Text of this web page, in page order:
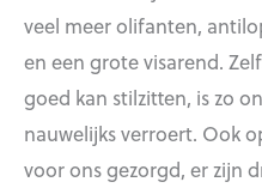
veel meer olifanten,
en een grote visarend.
goed kan stilzitten, is zo
nauwelijks verroert. Ook
voor ons gezorgd, er zijn